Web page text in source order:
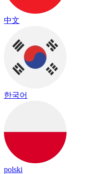
中文
한국어
polski